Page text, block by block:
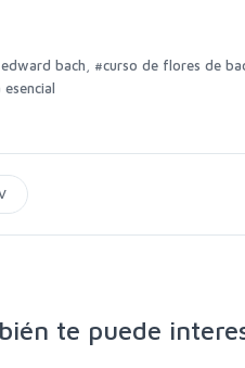
bach #curso de flores de
te puede